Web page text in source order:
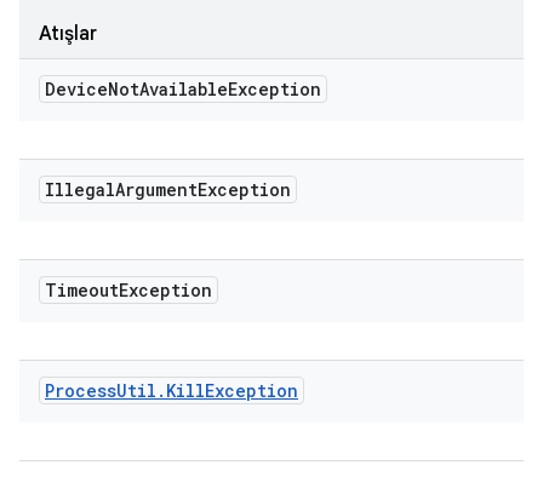
Atışlar
DeviceNotAvailableException
IllegalArgumentException
TimeoutException
ProcessUtil . KillException